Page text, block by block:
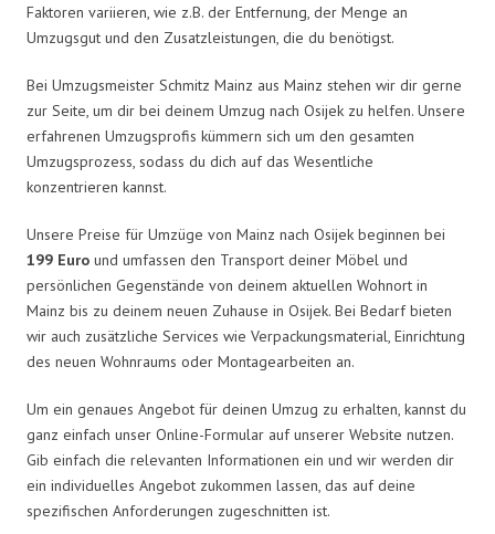
Faktoren variieren, wie z.B. der Entfernung, der Menge an
Umzugsgut und den Zusatzleistungen, die du benötigst.
Bei Umzugsmeister Schmitz Mainz aus Mainz stehen wir dir gerne
zur Seite, um dir bei deinem Umzug nach Osijek zu helfen. Unsere
erfahrenen Umzugsprofis kümmern sich um den gesamten
Umzugsprozess, sodass du dich auf das Wesentliche
konzentrieren kannst.
Unsere Preise für Umzüge von Mainz nach Osijek beginnen bei
199 Euro und umfassen den Transport deiner Möbel und
persönlichen Gegenstände von deinem aktuellen Wohnort in
Mainz bis zu deinem neuen Zuhause in Osijek. Bei Bedarf bieten
wir auch zusätzliche Services wie Verpackungsmaterial, Einrichtung
des neuen Wohnraums oder Montagearbeiten an.
Um ein genaues Angebot für deinen Umzug zu erhalten, kannst du
ganz einfach unser Online-Formular auf unserer Website nutzen.
Gib einfach die relevanten Informationen ein und wir werden dir
ein individuelles Angebot zukommen lassen, das auf deine
spezifischen Anforderungen zugeschnitten ist.